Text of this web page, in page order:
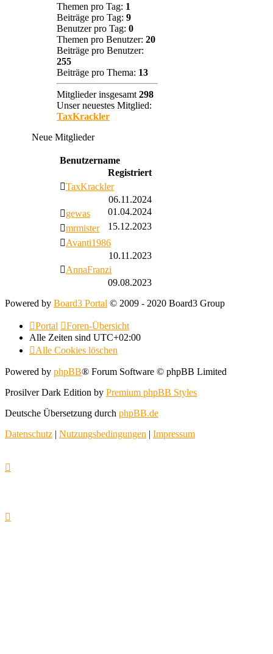
Themen pro Tag: 1
Beiträge pro Tag: 9
Benutzer pro Tag: 0
Themen pro Benutzer: 20
Beiträge pro Benutzer:
255
Beiträge pro Thema: 13
Mitglieder insgesamt 298
Unser neuestes Mitglied:
TaxKrackler
Neue Mitglieder
Benutzername
Registriert
TaxKrackler
06.11.2024
gewas
01.04.2024
mrmister
15.12.2023
Avanti1986
10.11.2023
AnnaFranzi
09.08.2023
Powered by Board3 Portal © 2009 - 2020 Board3 Group
Portal
Foren-Übersicht
Alle Zeiten sind UTC+02:00
Alle Cookies löschen
Powered by phpBB® Forum Software © phpBB Limited
Prosilver Dark Edition by Premium phpBB Styles
Deutsche Übersetzung durch phpBB.de
Datenschutz | Nutzungsbedingungen | Impressum